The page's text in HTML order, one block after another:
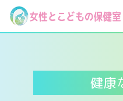
健康